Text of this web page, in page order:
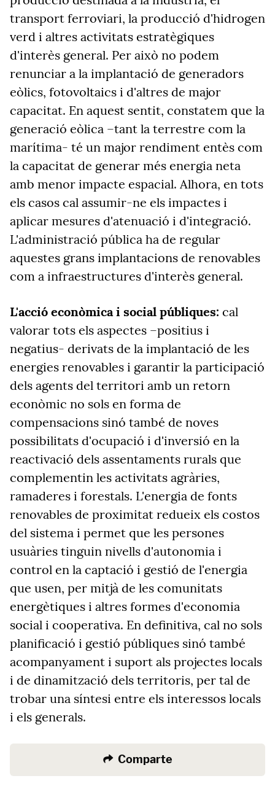
transport ferroviari, la producció d'hidrogen
verd i altres activitats estratègiques
d'interès general. Per això no podem
renunciar a la implantació de generadors
eòlics, fotovoltaics i d'altres de major
capacitat. En aquest sentit, constatem que la
generació eòlica –tant la terrestre com la
marítima- té un major rendiment entès com
la capacitat de generar més energia neta
amb menor impacte espacial. Alhora, en tots
els casos cal assumir-ne els impactes i
aplicar mesures d'atenuació i d'integració.
L'administració pública ha de regular
aquestes grans implantacions de renovables
com a infraestructures d'interès general.
L'acció econòmica i social públiques: cal
valorar tots els aspectes –positius i
negatius- derivats de la implantació de les
energies renovables i garantir la participació
dels agents del territori amb un retorn
econòmic no sols en forma de
compensacions sinó també de noves
possibilitats d'ocupació i d'inversió en la
reactivació dels assentaments rurals que
complementin les activitats agràries,
ramaderes i forestals. L'energia de fonts
renovables de proximitat redueix els costos
del sistema i permet que les persones
usuàries tinguin nivells d'autonomia i
control en la captació i gestió de l'energia
que usen, per mitjà de les comunitats
energètiques i altres formes d'economia
social i cooperativa. En definitiva, cal no sols
planificació i gestió públiques sinó també
acompanyament i suport als projectes locals
i de dinamització dels territoris, per tal de
trobar una síntesi entre els interessos locals
i els generals.
Comparte